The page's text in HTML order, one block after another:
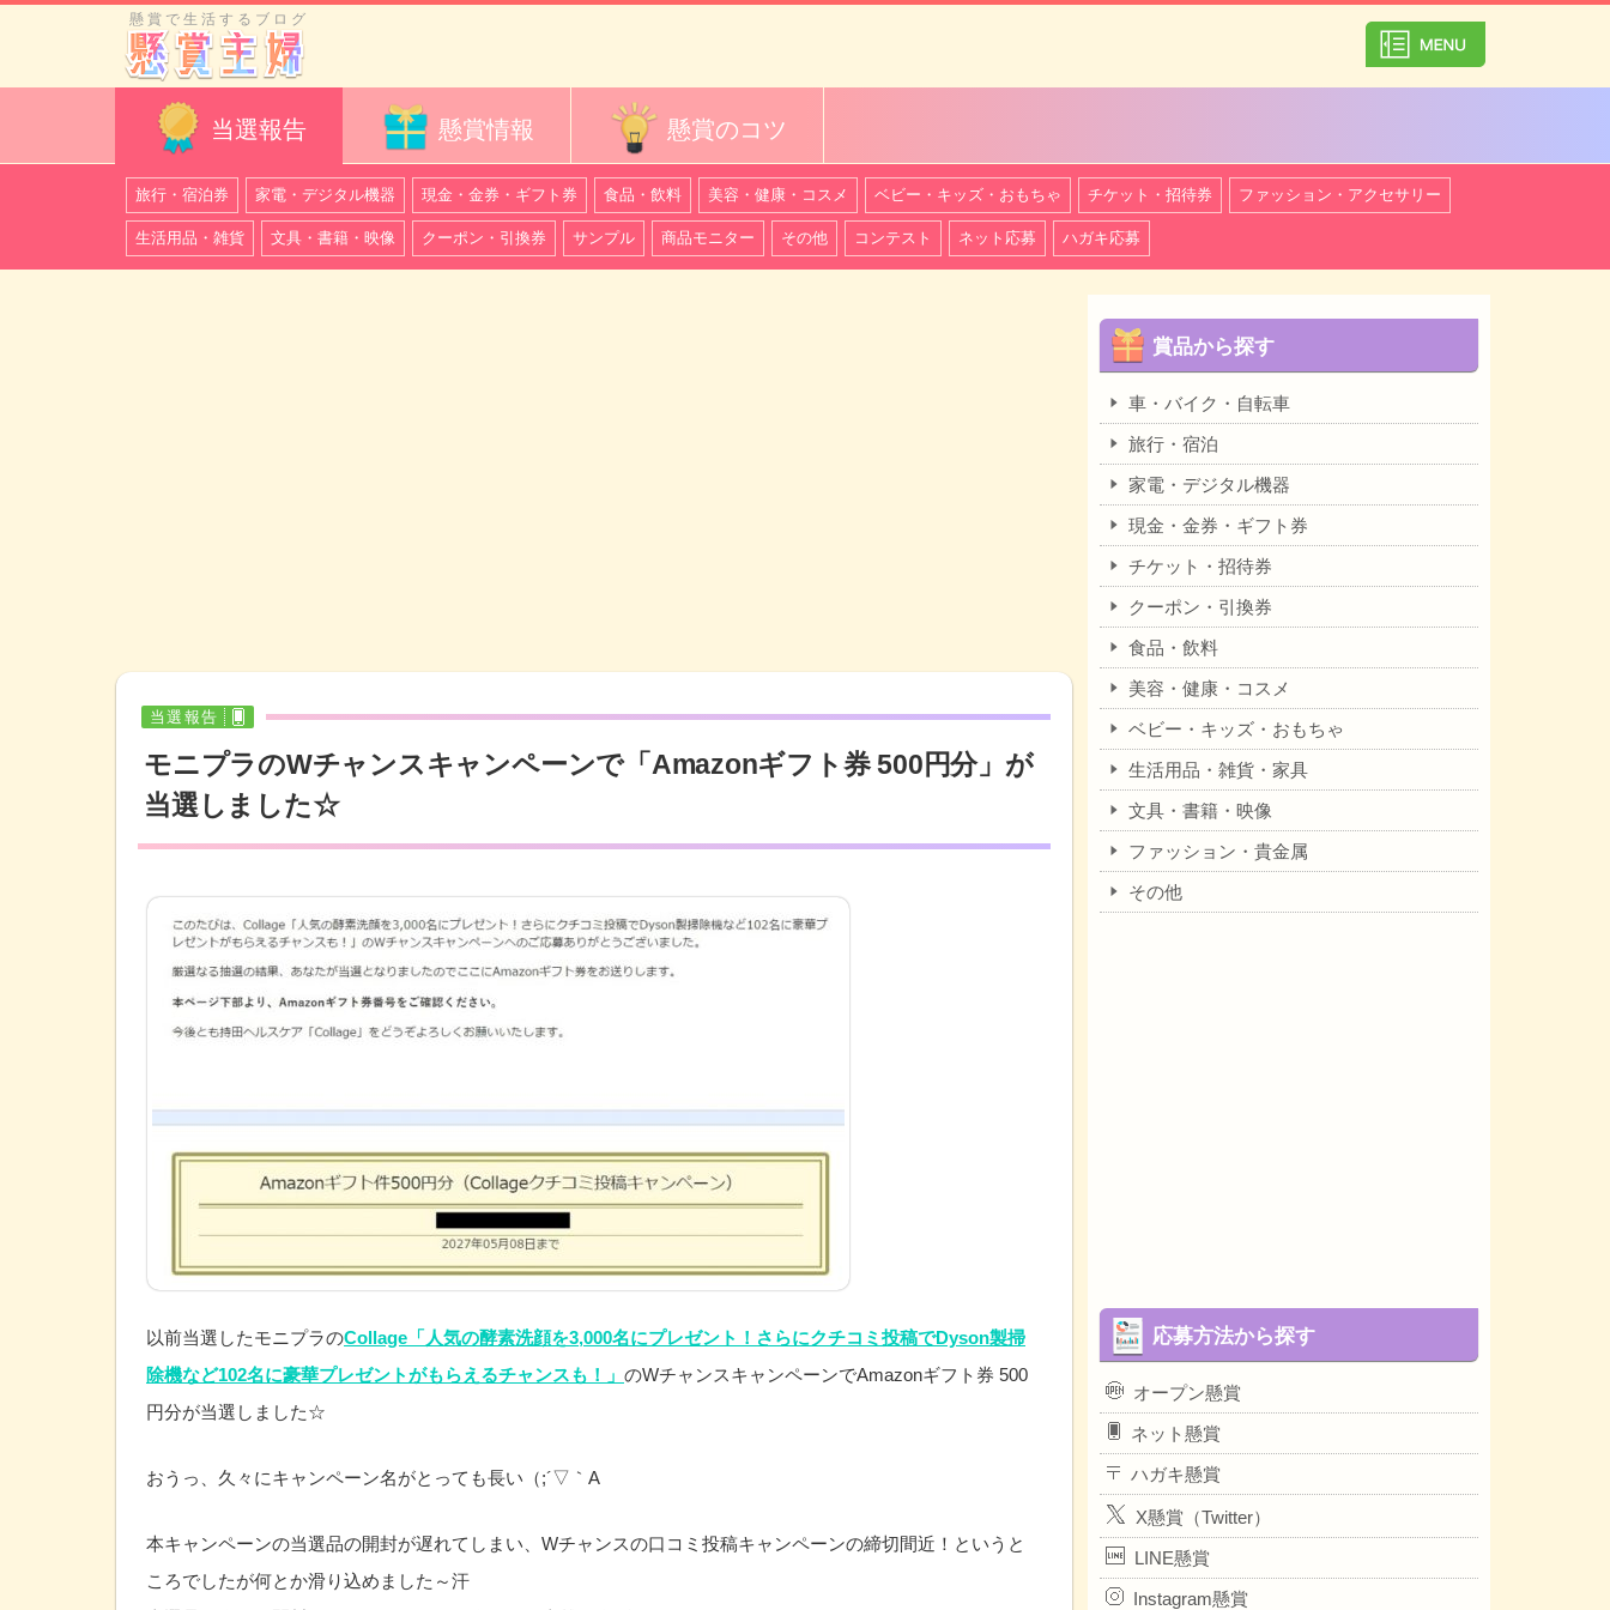
懸賞で生活するブログ
当選報告 懸賞情報 懸賞のコツ
旅行・宿泊券 家電・デジタル機器 現金・金券・ギフト券 食品・飲料 美容・健康・コスメ ベビー・キッズ・おもちゃ チケット・招待券 ファッション・アクセサリー
生活用品・雑貨 文具・書籍・映像 クーポン・引換券 サンプル 商品モニター その他 コンテスト ネット応募 ハガキ応募
当選報告
モニプラのWチャンスキャンペーンで「Amazonギフト券 500円分」が
当選しました☆
以前当選したモニプラのCollage「人気の酵素洗顔を3,000名にプレゼント！さらにクチコミ投稿でDyson製掃
除機など102名に豪華プレゼントがもらえるチャンスも！」 のWチャンスキャンペーンでAmazonギフト券 500
円分が当選しました☆
おうっ、久々にキャンペーン名がとっても長い（;´▽｀A
本キャンペーンの当選品の開封が遅れてしまい、Wチャンスの口コミ投稿キャンペーンの締切間近！というと
ころでしたが何とか滑り込めました～汗
賞品から探す
車・バイク・自転車
旅行・宿泊
家電・デジタル機器
現金・金券・ギフト券
チケット・招待券
クーポン・引換券
食品・飲料
美容・健康・コスメ
ベビー・キッズ・おもちゃ
生活用品・雑貨・家具
文具・書籍・映像
ファッション・貴金属
その他
応募方法から探す
オープン懸賞
ネット懸賞
ハガキ懸賞
X懸賞（Twitter）
LINE懸賞
Instagram懸賞